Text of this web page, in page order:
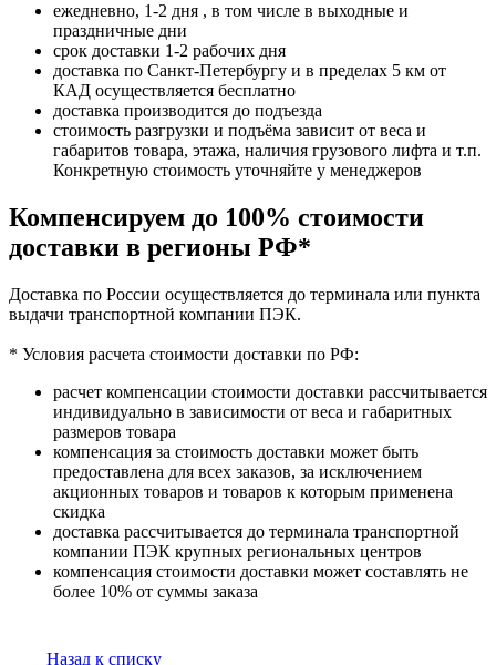
ежедневно, 1-2 дня , в том числе в выходные и
праздничные дни
срок доставки 1-2 рабочих дня
доставка по Санкт-Петербургу и в пределах 5 км от
КАД осуществляется бесплатно
доставка производится до подъезда
стоимость разгрузки и подъёма зависит от веса и
габаритов товара, этажа, наличия грузового лифта и т.п.
Конкретную стоимость уточняйте у менеджеров
Компенсируем до 100% стоимости
доставки в регионы РФ*
Доставка по России осуществляется до терминала или пункта
выдачи транспортной компании ПЭК.
* Условия расчета стоимости доставки по РФ:
расчет компенсации стоимости доставки рассчитывается
индивидуально в зависимости от веса и габаритных
размеров товара
компенсация за стоимость доставки может быть
предоставлена для всех заказов, за исключением
акционных товаров и товаров к которым применена
скидка
доставка рассчитывается до терминала транспортной
компании ПЭК крупных региональных центров
компенсация стоимости доставки может составлять не
более 10% от суммы заказа
Назад к списку